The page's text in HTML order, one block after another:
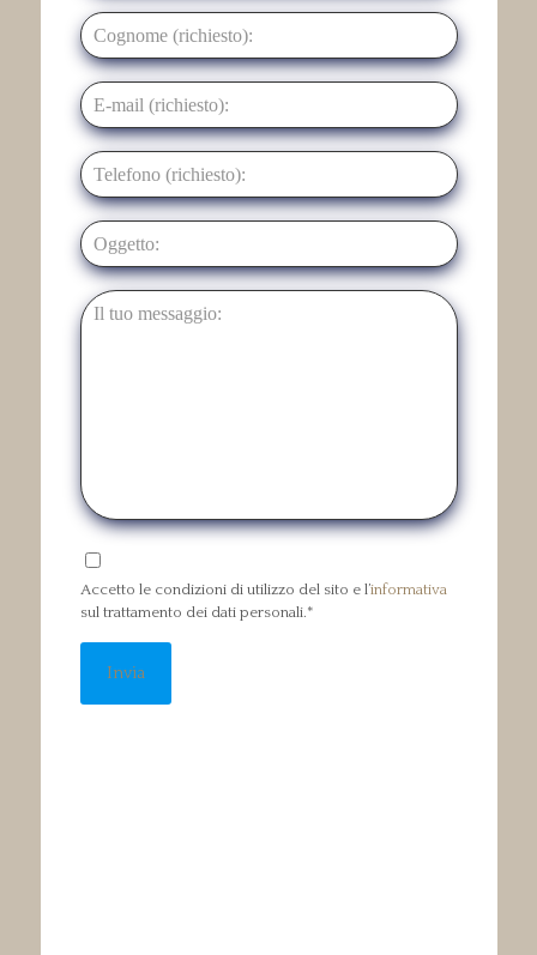
Accetto le condizioni di utilizzo del sito e l’informativa
sul trattamento dei dati personali.*